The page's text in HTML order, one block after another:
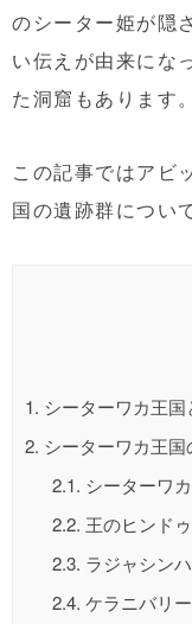
のシーター姫が隠
い伝えが由来にな
た洞窟もあります。
この記事ではアビ
国の遺跡群につい
1. シーターワカ王国
2. シーターワカ王
2.1. シーターワ
2.2. 王のヒンド
2.3. ラジャシン
2.4. ケラニバリ